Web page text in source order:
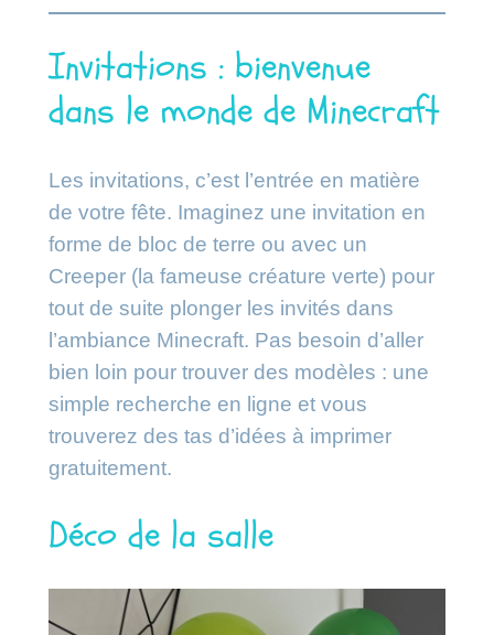
Invitations : bienvenue
dans le monde de Minecraft
Les invitations, c’est l’entrée en matière
de votre fête. Imaginez une invitation en
forme de bloc de terre ou avec un
Creeper (la fameuse créature verte) pour
tout de suite plonger les invités dans
l’ambiance Minecraft. Pas besoin d’aller
bien loin pour trouver des modèles : une
simple recherche en ligne et vous
trouverez des tas d’idées à imprimer
gratuitement.
Déco de la salle